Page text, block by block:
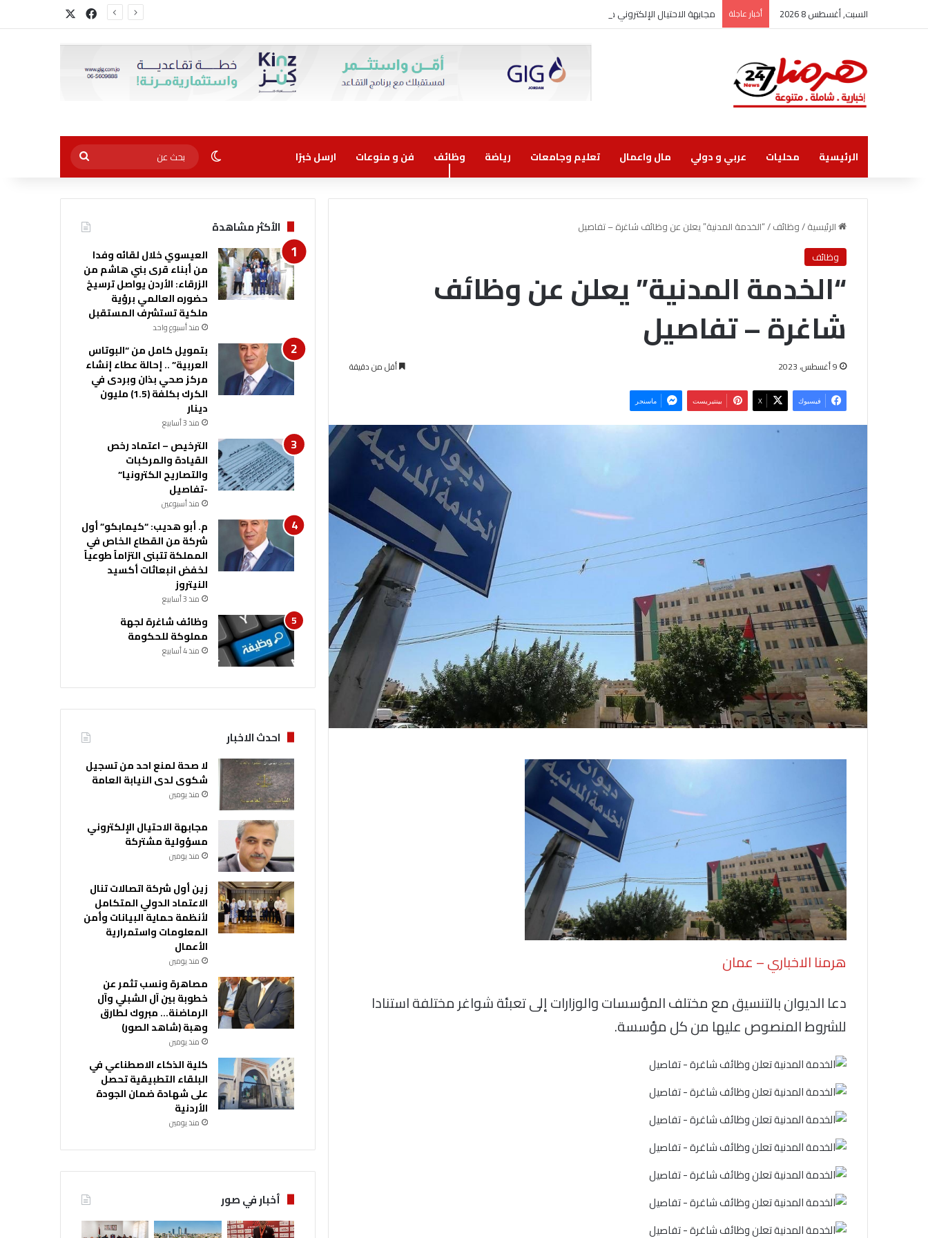
السبت, أغسطس 8 2026 أخبار عاجلة مجابهة الاحتيال الإلكتروني مسؤولية مشتركة فيسبوك
الرئيسية محليات عربي و دولي مال واعمال تعليم وجامعات رياضة وظائف فن و منوعات ارسل خبرًا الوضع المظلم
بحث
عن
الرئيسية/وظائف/“الخدمة المدنية” يعلن عن وظائف شاغرة – تفاصيل
وظائف
“الخدمة المدنية” يعلن عن وظائف
شاغرة – تفاصيل
9 أغسطس، 2023 أقل من دقيقة
فيسبوك ‫X بينتيريست ماسنجر
هرمنا الاخباري – عمان
دعا الديوان بالتنسيق مع مختلف المؤسسات والوزارات إلى تعبئة شواغر مختلفة استنادا
للشروط المنصوص عليها من كل مؤسسة.
الأكثر مشاهدة
العيسوي خلال لقائه وفدا
من أبناء قرى بني هاشم من
الزرقاء: الأردن يواصل ترسيخ
حضوره العالمي برؤية
ملكية تستشرف المستقبل
منذ أسبوع واحد
بتمويل كامل من “البوتاس
العربية” .. إحالة عطاء إنشاء
مركز صحي بذان وبردى في
الكرك بكلفة (1.5) مليون
دينار
منذ 3 أسابيع
الترخيص – اعتماد رخص
القيادة والمركبات
والتصاريح الكترونيا”
-تفاصيل
منذ أسبوعين
م. أبو هديب: “كيمابكو” أول
شركة من القطاع الخاص في
المملكة تتبنى التزاماً طوعياً
لخفض انبعاثات أكسيد
النيتروز
منذ 3 أسابيع
وظائف شاغرة لجهة
مملوكة للحكومة
منذ 4 أسابيع
احدث الاخبار
لا صحة لمنع احد من تسجيل
شكوى لدى النيابة العامة
منذ يومين
مجابهة الاحتيال الإلكتروني
مسؤولية مشتركة
منذ يومين
زين أول شركة اتصالات تنال
الاعتماد الدولي المتكامل
لأنظمة حماية البيانات وأمن
المعلومات واستمرارية
الأعمال
منذ يومين
مصاهرة ونسب تثمر عن
خطوبة بين آل الشبلي وآل
الرماضنة… مبروك لطارق
وهبة (شاهد الصور)
منذ يومين
كلية الذكاء الاصطناعي في
البلقاء التطبيقية تحصل
على شهادة ضمان الجودة
الأردنية
منذ يومين
أخبار في صور